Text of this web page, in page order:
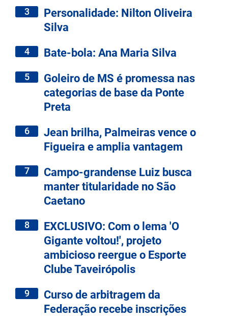
3
Personalidade: Nilton Oliveira
Silva
4 Bate-bola: Ana Maria Silva
5
Goleiro de MS é promessa nas
categorias de base da Ponte
Preta
6
Jean brilha, Palmeiras vence o
Figueira e amplia vantagem
7
Campo-grandense Luiz busca
manter titularidade no São
Caetano
8
EXCLUSIVO: Com o lema 'O
Gigante voltou!', projeto
ambicioso reergue o Esporte
Clube Taveirópolis
9
Curso de arbitragem da
Federação recebe inscrições